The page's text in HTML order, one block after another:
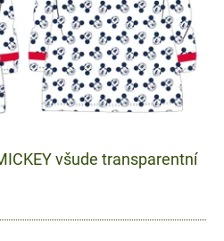
všude transparentní